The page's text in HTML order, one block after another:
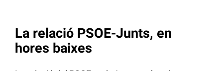
La relació PSOE-Junts, en
hores baixes